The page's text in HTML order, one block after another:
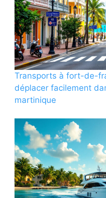
Transports à fort-de-
déplacer facilement
martinique